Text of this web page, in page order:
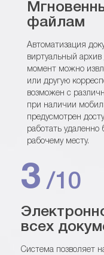
файлам
Автоматизация
виртуальный
момент можно
или другую
возможен с
при наличии
предусмотрен
работать удаленно
рабочему месту.
3 /10
всех
Система позволяет